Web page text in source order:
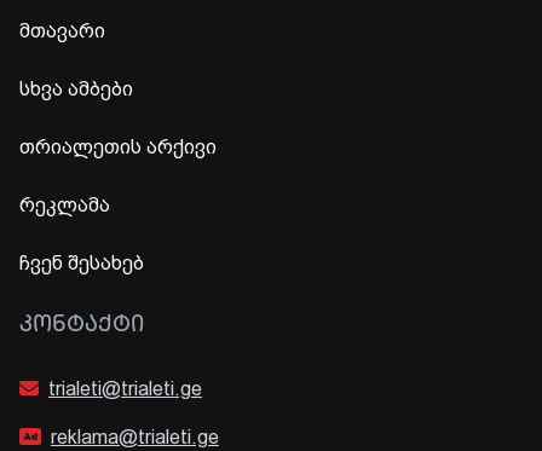
მთავარი
სხვა ამბები
თრიალეთის არქივი
რეკლამა
ჩვენ შესახებ
ᲙᲝᲜᲢᲐᲥᲢᲘ
trialeti@trialeti.ge
reklama@trialeti.ge